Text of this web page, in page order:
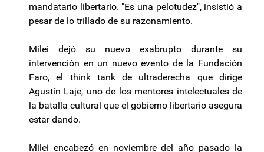
mandatario libertario. "Es una pelotudez", insistió a
pesar de lo trillado de su razonamiento.
Milei dejó su nuevo exabrupto durante su
intervención en un nuevo evento de la Fundación
Faro, el think tank de ultraderecha que dirige
Agustín Laje, uno de los mentores intelectuales de
la batalla cultural que el gobierno libertario asegura
estar dando.
Milei encabezó en noviembre del año pasado la